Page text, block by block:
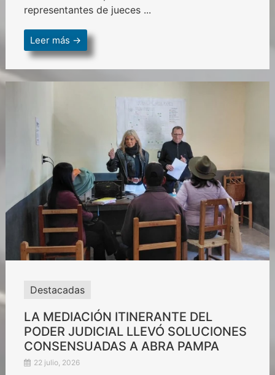
representantes de jueces ...
Leer más →
Destacadas
LA MEDIACIÓN ITINERANTE DEL
PODER JUDICIAL LLEVÓ SOLUCIONES
CONSENSUADAS A ABRA PAMPA
22 julio, 2026